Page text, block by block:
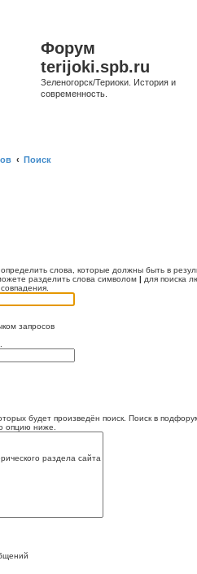
Форум
terijoki.spb.ru
Зеленогорск/Териоки. История и
современность.
Поиск
определить слова, которые должны быть в
разделить слова символом | для поиска
запросов
будет произведён поиск. Поиск в
опцию ниже.